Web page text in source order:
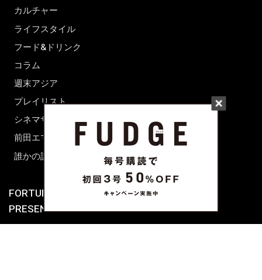
カルチャー
ライフスタイル
フード&ドリンク
コラム
週末アジア
プレイリスト
シネマサロン
前田エマの東京ぐるり
誰かの話
FORTUNE
PRESENT & EVENT